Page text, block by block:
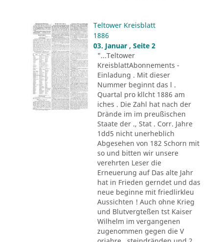
Teltower Kreisblatt
1886
03. Januar , Seite 2
"...Teltower
KreisblattAbonnements -
Einladung . Mit dieser
Nummer beginnt das l .
Quartal pro kllcht 1886 am
iches . Die Zahl hat nach der
Drände im im preußischen
Staate der ., Stat . Corr. Jahre
1dd5 nicht unerheblich
Abgesehen von 182 Schorn mit
so und bitten wir unsere
verehrten Leser die
Erneuerung auf Das alte Jahr
hat in Frieden gerndet und das
neue beginne mit friedlirkleu
Aussichten ! Auch ohne Krieg
und Blutvergteßen tst Kaiser
Wilhelm im vergangenen
zugenommen gegen die V